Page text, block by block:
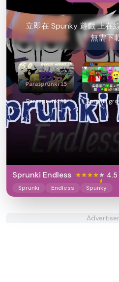
立即在 Spunky 遊戲 上在
無需下
Parasprunki 15 Sprunki
Sprunki Endless 4.5
Sprunki Endless Spunky